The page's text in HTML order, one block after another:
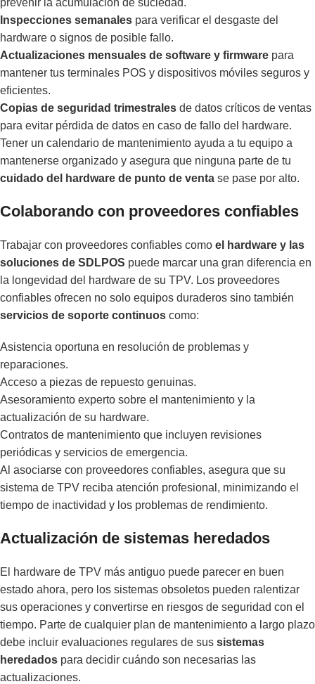
Inspecciones semanales para verificar el desgaste del
hardware o signos de posible fallo.
Actualizaciones mensuales de software y firmware para
mantener tus terminales POS y dispositivos móviles seguros y
eficientes.
Copias de seguridad trimestrales de datos críticos de ventas
para evitar pérdida de datos en caso de fallo del hardware.
Tener un calendario de mantenimiento ayuda a tu equipo a
mantenerse organizado y asegura que ninguna parte de tu
cuidado del hardware de punto de venta se pase por alto.
Colaborando con proveedores confiables
Trabajar con proveedores confiables como el hardware y las
soluciones de SDLPOS puede marcar una gran diferencia en
la longevidad del hardware de su TPV. Los proveedores
confiables ofrecen no solo equipos duraderos sino también
servicios de soporte continuos como:
Asistencia oportuna en resolución de problemas y
reparaciones.
Acceso a piezas de repuesto genuinas.
Asesoramiento experto sobre el mantenimiento y la
actualización de su hardware.
Contratos de mantenimiento que incluyen revisiones
periódicas y servicios de emergencia.
Al asociarse con proveedores confiables, asegura que su
sistema de TPV reciba atención profesional, minimizando el
tiempo de inactividad y los problemas de rendimiento.
Actualización de sistemas heredados
El hardware de TPV más antiguo puede parecer en buen
estado ahora, pero los sistemas obsoletos pueden ralentizar
sus operaciones y convertirse en riesgos de seguridad con el
tiempo. Parte de cualquier plan de mantenimiento a largo plazo
debe incluir evaluaciones regulares de sus sistemas
heredados para decidir cuándo son necesarias las
actualizaciones.